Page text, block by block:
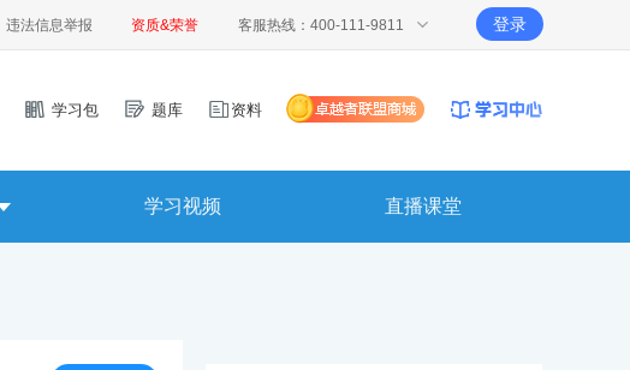
违法信息举报 资质&荣誉 客服热线：400-111-9811 登录
学习包 题库 资料
学习视频 直播课堂